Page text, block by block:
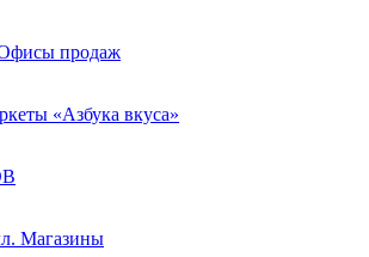
продаж
«Азбука вкуса»
Магазины